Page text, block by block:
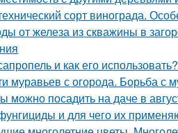
сорт винограда.
от железа из скважины в
и как его использовать?
муравьев с огорода. Борьба с
можно посадить на даче в
и для чего их